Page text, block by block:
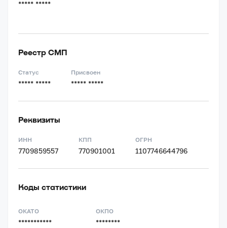
***** *****
Реестр СМП
Статус
***** *****
Присвоен
***** *****
Реквизиты
ИНН
7709859557
КПП
770901001
ОГРН
1107746644796
Коды статистики
ОКАТО
***********
ОКПО
********